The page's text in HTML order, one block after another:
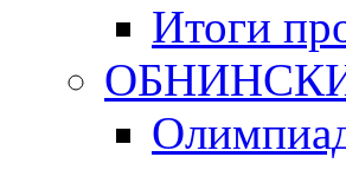
Итоги